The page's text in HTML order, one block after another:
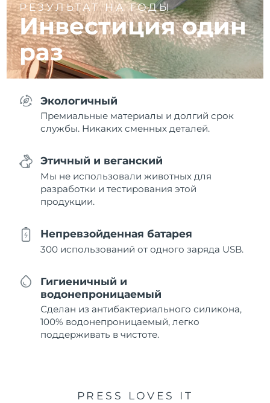
РЕЗУЛЬТАТ НА ГОДЫ
Инвестиция один
раз
Экологичный
Премиальные материалы и долгий срок
службы. Никаких сменных деталей.
Этичный и веганский
Мы не использовали животных для
разработки и тестирования этой
продукции.
Непревзойденная батарея
300 использований от одного заряда USB.
Гигиеничный и
водонепроницаемый
Сделан из антибактериального силикона,
100% водонепроницаемый, легко
поддерживать в чистоте.
PRESS LOVES IT